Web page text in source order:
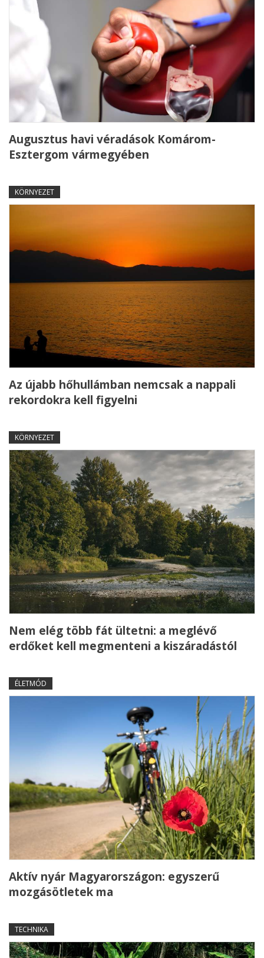
Augusztus havi véradások Komárom-
Esztergom vármegyében
KÖRNYEZET
Az újabb hőhullámban nemcsak a nappali
rekordokra kell figyelni
KÖRNYEZET
Nem elég több fát ültetni: a meglévő
erdőket kell megmenteni a kiszáradástól
ÉLETMÓD
Aktív nyár Magyarországon: egyszerű
mozgásötletek ma
TECHNIKA